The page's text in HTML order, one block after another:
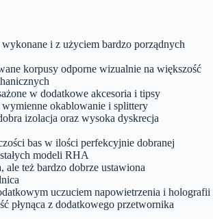
i z użyciem bardzo porządnych
korpusy odporne wizualnie na większość
w dodatkowe akcesoria i tipsy
wymienne okablowanie i splittery
izolacja oraz wysoka dyskrecja
bas w ilości perfekcyjnie dobranej
modeli RHA
ale też bardzo dobrze ustawiona
uczuciem napowietrzenia i holografii
płynąca z dodatkowego przetwornika